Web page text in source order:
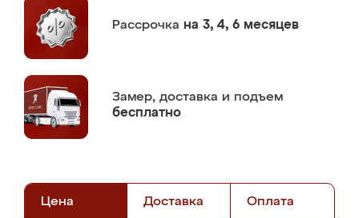
Рассрочка на 3, 4, 6 месяцев
Замер, доставка и подъем
бесплатно
Цена Доставка Оплата